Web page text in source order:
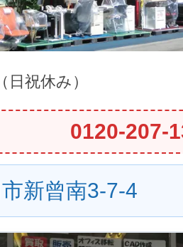
（日祝休み）
0120-207-
新曾南3-7-4